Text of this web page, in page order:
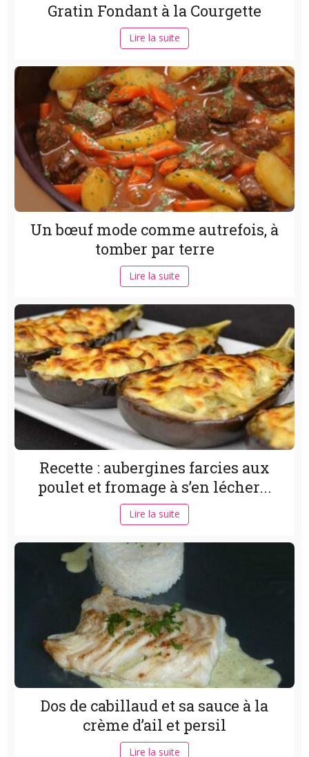
Gratin Fondant à la Courgette
Lire la suite
Un bœuf mode comme autrefois, à
tomber par terre
Lire la suite
Recette : aubergines farcies aux
poulet et fromage à s’en lécher...
Lire la suite
Dos de cabillaud et sa sauce à la
crème d’ail et persil
Lire la suite